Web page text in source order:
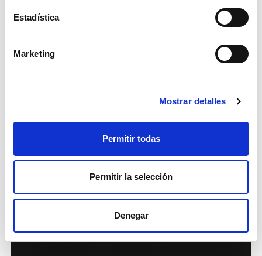
Estadística
Marketing
Mostrar detalles
Permitir todas
Permitir la selección
Denegar